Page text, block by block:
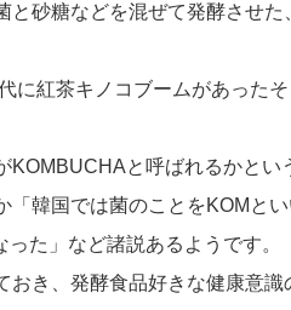
と砂糖などを混ぜて発酵させ
に紅茶キノコブームがあった
KOMBUCHAと呼ばれるかと
「韓国では菌のことをKOMと
た」など諸説あるようです。
おき、発酵食品好きな健康意